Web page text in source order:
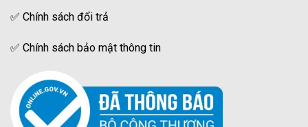
✅ Chính sách đổi trả
✅ Chính sách bảo mật thông tin